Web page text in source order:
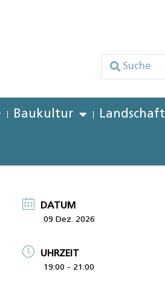
Baukultur
Landschaft
DATUM
09 Dez. 2026
UHRZEIT
19:00 - 21:00